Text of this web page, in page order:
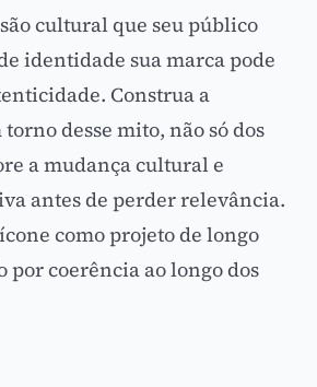
cultural que seu público
identidade sua marca pode
Construa a
desse mito, não só dos
a mudança cultural e
antes de perder relevância.
como projeto de longo
por coerência ao longo dos